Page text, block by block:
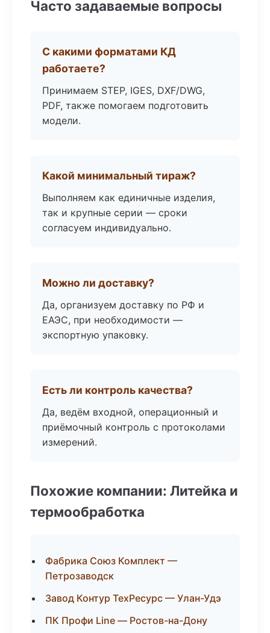
Часто задаваемые вопросы
С какими форматами КД
работаете?
Принимаем STEP, IGES, DXF/DWG,
PDF, также помогаем подготовить
модели.
Какой минимальный тираж?
Выполняем как единичные изделия,
так и крупные серии — сроки
согласуем индивидуально.
Можно ли доставку?
Да, организуем доставку по РФ и
ЕАЭС, при необходимости —
экспортную упаковку.
Есть ли контроль качества?
Да, ведём входной, операционный и
приёмочный контроль с протоколами
измерений.
Похожие компании: Литейка и
термообработка
Фабрика Союз Комплект —
Петрозаводск
Завод Контур ТехРесурс — Улан-Удэ
ПК Профи Line — Ростов-на-Дону